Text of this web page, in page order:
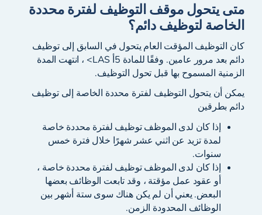
متى يتحول موقف التوظيف لفترة محددة
الخاصة لتوظيف دائم؟
كان التوظيف المؤقت العام يتحول في السابق إلى توظيف
دائم بعد مرور عامين. وفقًا للمادة 5أ LAS> ، انتهت المدة
الزمنية المسموح بها قبل تحول التوظيف.
يمكن أن يتحول التوظيف لفترة محددة الخاصة إلى توظيف
دائم بطرقين
إذا كان لدى الموظف توظيف لفترة محددة خاصة
لمدة تزيد عن اثني عشر شهرًا خلال فترة خمس
سنوات.
إذا كان لدى الموظف توظيف لفترة محددة خاصة ،
أو عقود عمل مؤقتة ، وقد تابعت الوظائف بعضها
البعض. يعني أن لم يكن هناك سوى ستة أشهر بين
الوظائف المحدودة الزمن.